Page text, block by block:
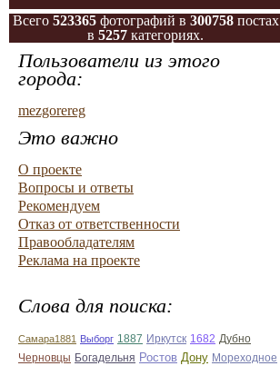
Всего 523365фотографий в 300758постах
в 5257 категориях.
Пользователи из этого
города:
mezgorereg
Это важно
О проекте
Вопросы и ответы
Рекомендуем
Отказ от ответственности
Правообладателям
Реклама на проекте
Слова для поиска:
Самара1881 Выборг 1887 Иркутск 1682 Дубно
Черновцы Богадельня Ростов Дону Мореходное